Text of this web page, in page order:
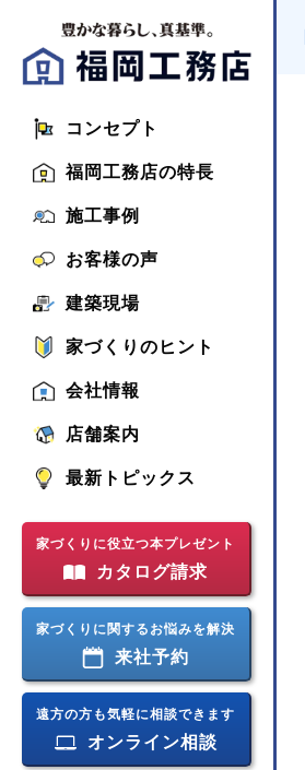
コンセプト
福岡工務店の特長
施工事例
お客様の声
建築現場
家づくりのヒント
会社情報
店舗案内
最新トピックス
家づくりに役立つ本プレゼント
カタログ請求
家づくりに関するお悩みを解決
来社予約
遠方の方も気軽に相談できます
オンライン相談